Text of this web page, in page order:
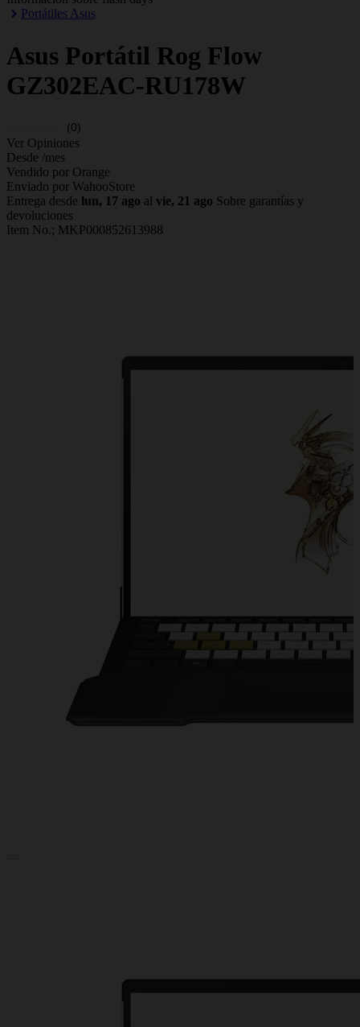
Portátiles Asus
Asus Portátil Rog Flow
GZ302EAC-RU178W
(0)
Ver Opiniones
Desde /mes
Vendido por Orange
Enviado por WahooStore
Entrega desde lun, 17 ago al vie, 21 ago Sobre garantías y
devoluciones
Item No.; MKP000852613988